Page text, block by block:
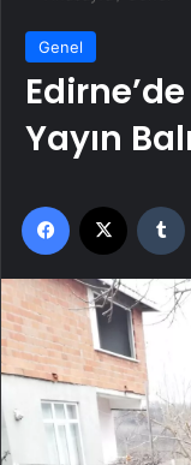
Genel
Yayın
Facebook